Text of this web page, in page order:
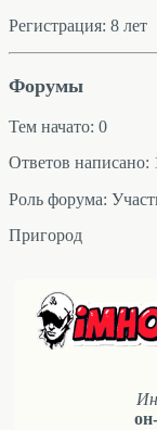
Регистрация: 8 лет
Форумы
Тем начато: 0
Ответов написано:
Роль форума:
Пригород